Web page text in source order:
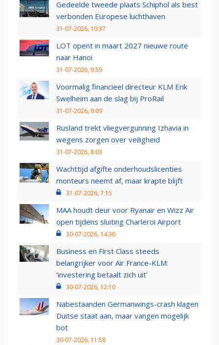
Gedeelde tweede plaats Schiphol als best
verbonden Europese luchthaven
31-07-2026, 10:37
LOT opent in maart 2027 nieuwe route
naar Hanoi
31-07-2026, 9:59
Voormalig financieel directeur KLM Erik
Swelheim aan de slag bij ProRail
31-07-2026, 9:09
Rusland trekt vliegvergunning Izhavia in
wegens zorgen over veiligheid
31-07-2026, 8:03
Wachttijd afgifte onderhoudslicenties
monteurs neemt af, maar krapte blijft
31-07-2026, 7:15
MAA houdt deur voor Ryanair en Wizz Air
open tijdens sluiting Charleroi Airport
30-07-2026, 14:30
Business en First Class steeds
belangrijker voor Air France-KLM:
‘investering betaalt zich uit’
30-07-2026, 12:10
Nabestaanden Germanwings-crash klagen
Duitse staat aan, maar vangen mogelijk
bot
30-07-2026, 11:58